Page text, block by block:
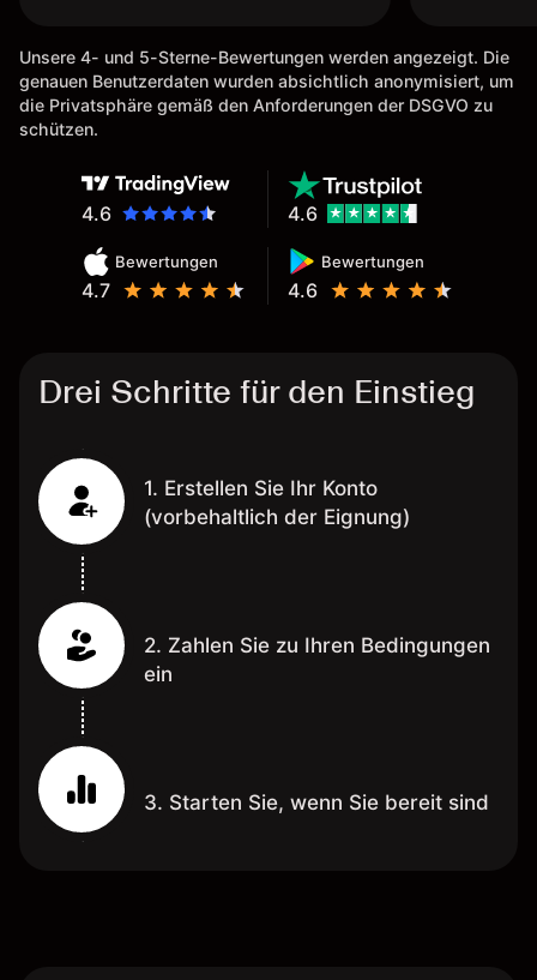
Unsere 4- und 5-Sterne-Bewertungen werden angezeigt. Die
genauen Benutzerdaten wurden absichtlich anonymisiert, um
die Privatsphäre gemäß den Anforderungen der DSGVO zu
schützen.
4.6
Bewertungen
4.7
Bewertungen
4.6
4.6
Drei Schritte für den Einstieg
1. Erstellen Sie Ihr Konto
(vorbehaltlich der Eignung)
2. Zahlen Sie zu Ihren Bedingungen
ein
3. Starten Sie, wenn Sie bereit sind